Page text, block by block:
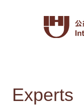
Experts